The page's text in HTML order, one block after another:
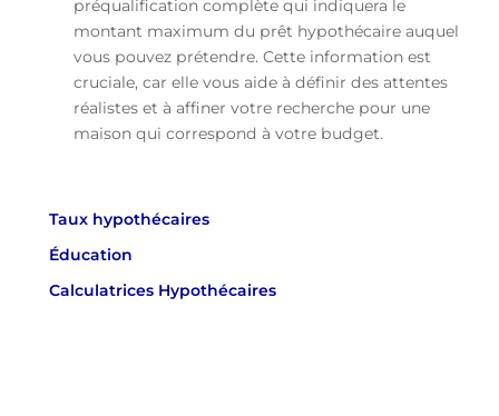
préqualification complète qui indiquera le
montant maximum du prêt hypothécaire auquel
vous pouvez prétendre. Cette information est
cruciale, car elle vous aide à définir des attentes
réalistes et à affiner votre recherche pour une
maison qui correspond à votre budget.
Taux hypothécaires
Éducation
Calculatrices Hypothécaires